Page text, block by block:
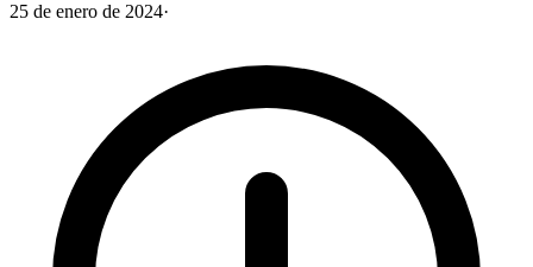
25 de enero de 2024·